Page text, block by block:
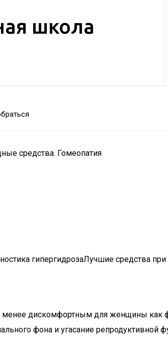
школа
средства. Гомеопатия
гипергидрозаЛучшие средства
дискомфортным для женщины как
фона и угасание